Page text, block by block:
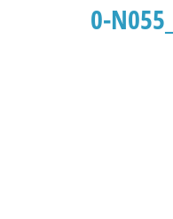
0-